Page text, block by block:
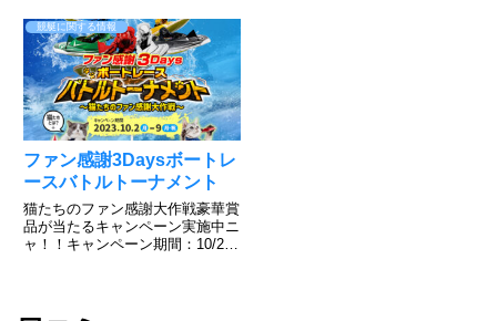
画をご覧下さい。簡単に登録でき
て、好きな色を選んで勝負できる
のがボートレース！だが、そん
な...
競艇に関する情報
ファン感謝3Daysボートレ
ースバトルトーナメント
猫たちのファン感謝大作戦豪華賞
品が当たるキャンペーン実施中ニ
ャ！！キャンペーン期間：10/2～
る！キャンペーン投稿をリポスト